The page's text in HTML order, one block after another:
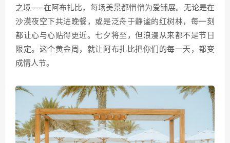
之境——在阿布扎比，每场美景都悄悄为爱铺展。无论是在
沙漠夜空下共进晚餐，或是泛舟于静谧的红树林，每一刻
都让心与心贴得更近。七夕将至，但浪漫从来都不是节日
限定。这个黄金周，就让阿布扎比把你们的每一天，都变
成情人节。